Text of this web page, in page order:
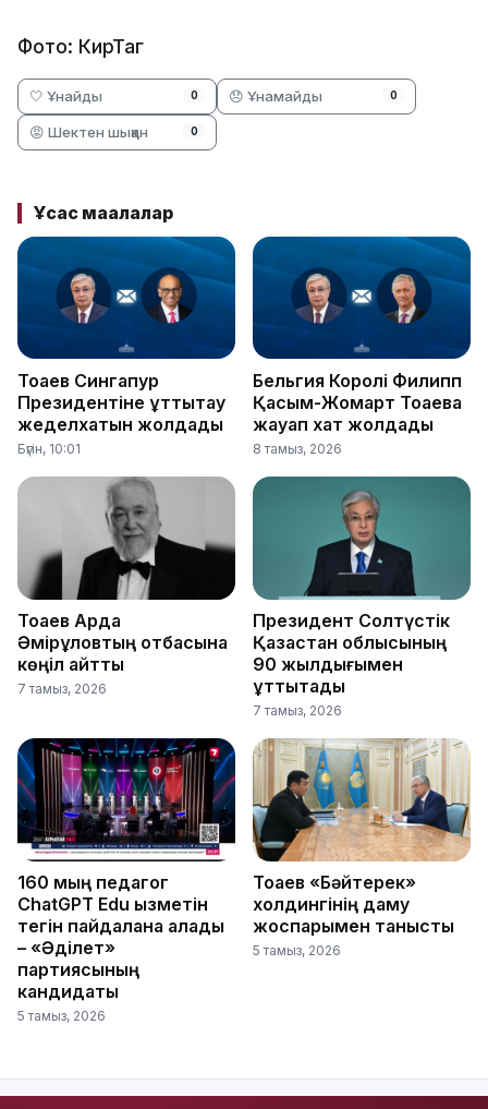
Фото: КирТаг
🤍 Ұнайды 0 😞 Ұнамайды 0
😡 Шектен шыққан 0
Ұқсас мақалалар
Тоқаев Сингапур
Президентіне құттықтау
жеделхатын жолдады
Бүгін, 10:01
Бельгия Королі Филипп
Қасым-Жомарт Тоқаевқа
жауап хат жолдады
8 тамыз, 2026
Тоқаев Ардақ
Әмірқұловтың отбасына
көңіл айтты
7 тамыз, 2026
Президент Солтүстік
Қазақстан облысының
90 жылдығымен
құттықтады
7 тамыз, 2026
160 мың педагог
ChatGPT Edu қызметін
тегін пайдалана алады
– «Әділет»
партиясының
кандидаты
5 тамыз, 2026
Тоқаев «Бәйтерек»
холдингінің даму
жоспарымен танысты
5 тамыз, 2026